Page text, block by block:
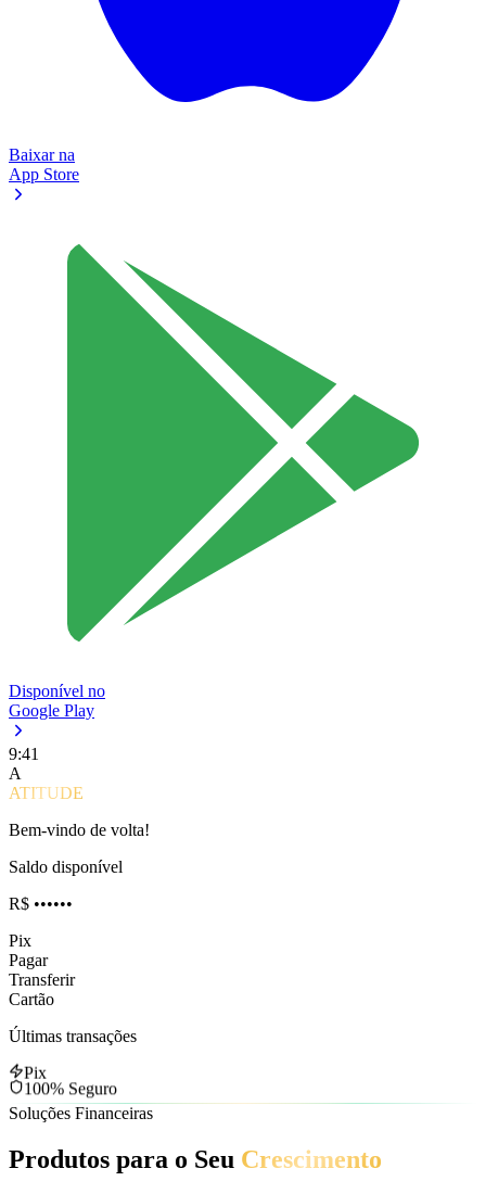
Baixar na
App Store
Disponível no
Google Play
9:41
A
ATITUDE
Bem-vindo de volta!
Saldo disponível
R$ ••••••
Pix
Pagar
Transferir
Cartão
Últimas transações
Pix
100% Seguro
Soluções Financeiras
Produtos para o Seu Crescimento